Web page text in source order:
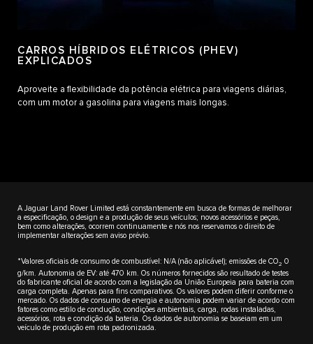
CARROS HÍBRIDOS ELÉTRICOS (PHEV)
EXPLICADOS
Aproveite a flexibilidade da potência elétrica para viagens diárias,
com um motor a gasolina para viagens mais longas.
A Jaguar Land Rover Limited está constantemente em busca de formas de melhorar
a especificação, o design e a produção de seus veículos; novos acessórios e peças,
bem como alterações, ocorrem continuamente e nós nos reservamos o direito de
implementar alterações sem aviso prévio.
*Valores oficiais de consumo de combustível: N/A (não aplicável); emissões de CO2 0
g/km. Autonomia de EV: até 470 km. Os números fornecidos são resultado de testes
do fabricante oficial de acordo com a legislação da União Europeia para bateria com
carga completa. Apenas para fins comparativos. Os valores podem diferir conforme o
mercado. Os dados de consumo de energia e autonomia podem variar de acordo com
fatores como estilo de condução, condições ambientais, carga, rodas instaladas,
acessórios, rota e condição da bateria. Os dados de autonomia se baseiam em um
veículo de produção em rota padronizada.